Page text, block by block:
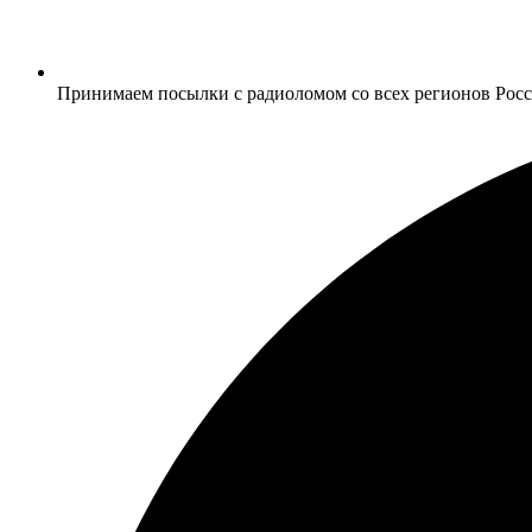
Принимаем посылки с радиоломом со всех регионов